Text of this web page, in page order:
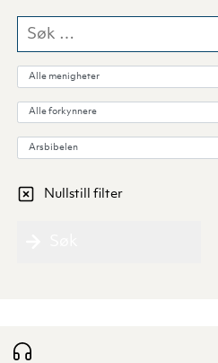
Søk etter:
Velg menighet
Velg forkynner
Velg Bibelbok/tema
Nullstill filter